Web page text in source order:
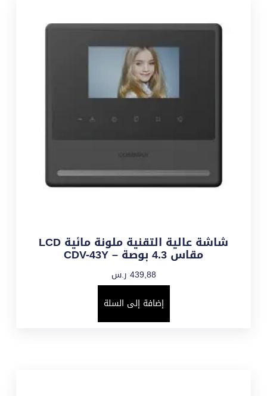
شاشة عالية التقنية ملونة مائية LCD
مقاس 4.3 بوصة – CDV-43Y
439,88 ر.س
إضافة إلى السلة